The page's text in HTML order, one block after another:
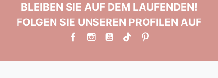
BLEIBEN SIE AUF DEM LAUFENDEN!
FOLGEN SIE UNSEREN PROFILEN AUF